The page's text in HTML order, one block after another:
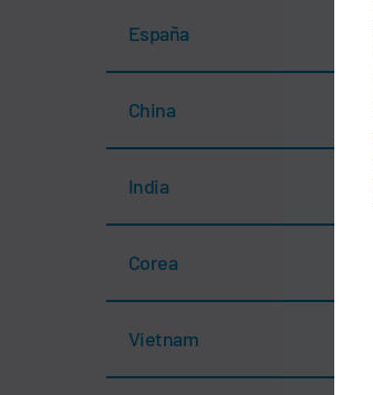
España
China
India
Corea
Vietnam